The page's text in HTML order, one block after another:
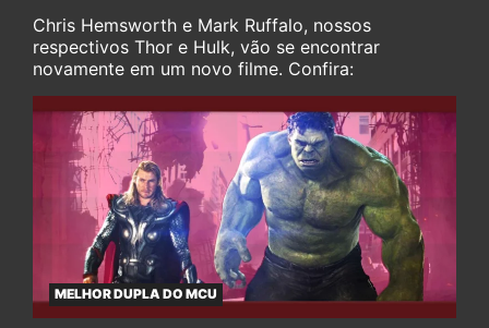
Chris Hemsworth e Mark Ruffalo, nossos
respectivos Thor e Hulk, vão se encontrar
novamente em um novo filme. Confira:
MELHOR DUPLA DO MCU